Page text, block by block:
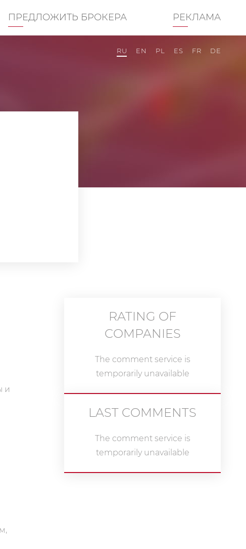
ПРЕДЛОЖИТЬ БРОКЕРА РЕКЛАМА
RU EN PL ES FR DE
и
RATING OF
COMPANIES
The comment service is
temporarily unavailable
LAST COMMENTS
The comment service is
temporarily unavailable